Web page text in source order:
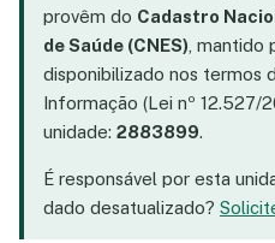
provêm do Cadastro
de Saúde (CNES), mantido
disponibilizado nos termos
Informação (Lei nº 12.527/
unidade: 2883899.
É responsável por esta
dado desatualizado?